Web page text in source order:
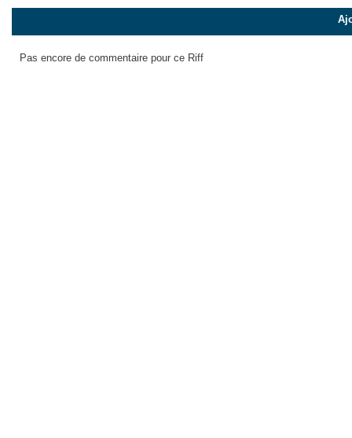
Pas encore de commentaire pour ce Riff